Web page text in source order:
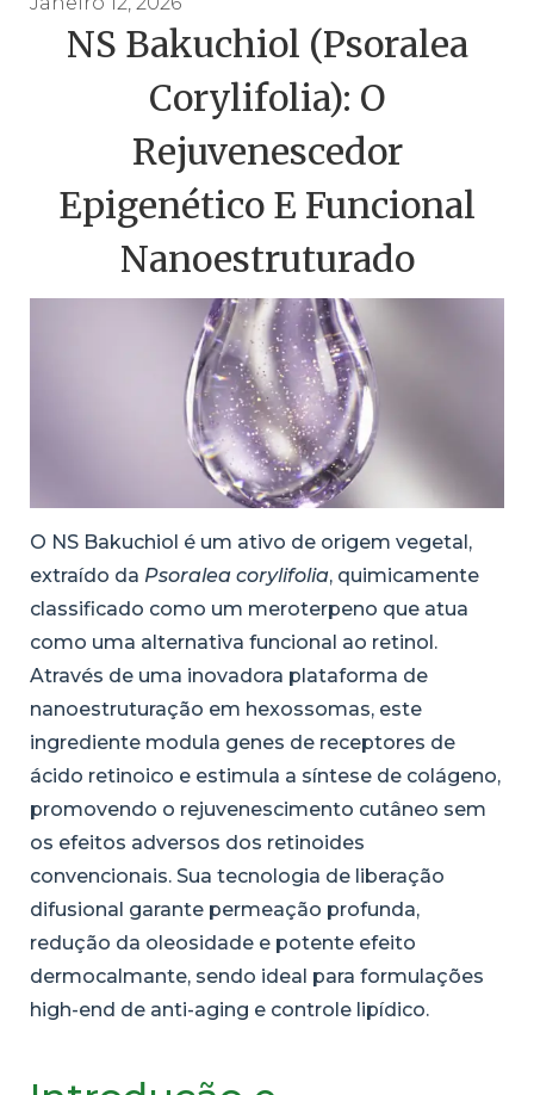
NS Bakuchiol (Psoralea
Corylifolia): O
Rejuvenescedor
Epigenético E Funcional
Nanoestruturado
O NS Bakuchiol é um ativo de origem vegetal,
extraído da Psoralea corylifolia, quimicamente
classificado como um meroterpeno que atua
como uma alternativa funcional ao retinol.
Através de uma inovadora plataforma de
nanoestruturação em hexossomas, este
ingrediente modula genes de receptores de
ácido retinoico e estimula a síntese de colágeno,
promovendo o rejuvenescimento cutâneo sem
os efeitos adversos dos retinoides
convencionais. Sua tecnologia de liberação
difusional garante permeação profunda,
redução da oleosidade e potente efeito
dermocalmante, sendo ideal para formulações
high-end de anti-aging e controle lipídico.